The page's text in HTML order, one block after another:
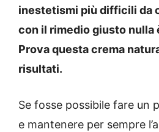
inestetismi più difficili da
con il rimedio giusto nulla
Prova questa crema
risultati.
Se fosse possibile fare un
e mantenere per sempre